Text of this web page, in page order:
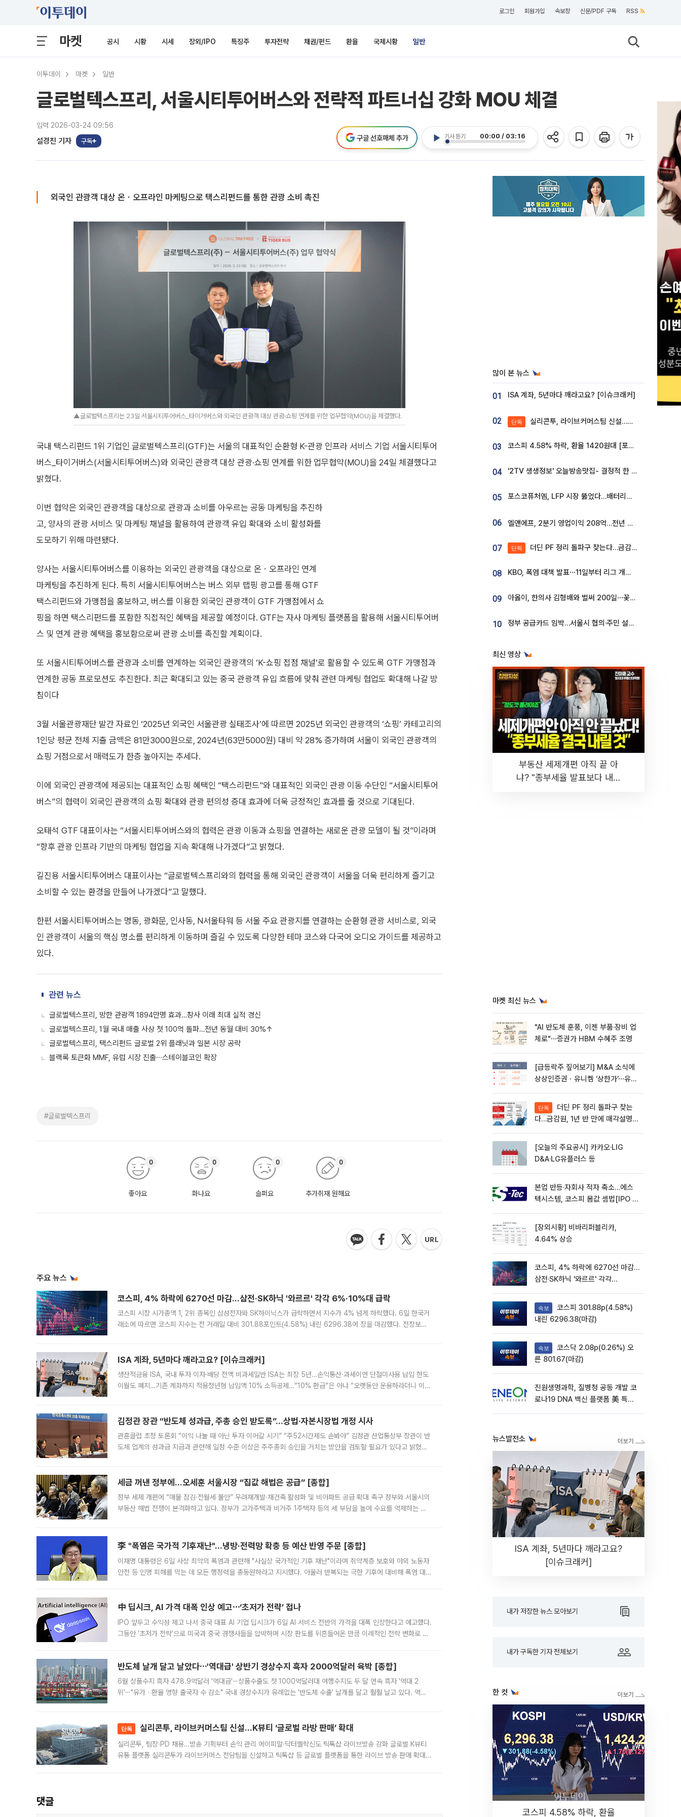
로그인 회원가입 속보창 신문/PDF 구독 RSS
마켓 공시 시황 시세 장외/IPO 특징주 투자전략 채권/펀드 환율 국제시황 일반
이투데이 마켓 일반
글로벌텍스프리, 서울시티투어버스와 전략적 파트너십 강화 MOU 체결
입력 2026-03-24 09:56
설경진 기자 구독
기사 듣기 00:00 / 03:16
구글 선호매체 추가
외국인 관광객 대상 온ㆍ오프라인 마케팅으로 택스리펀드를 통한 관광 소비 촉진
▲글로벌텍스프리는 23일 서울시티투어버스_타이거버스와 외국인 관광객 대상 관광·쇼핑 연계를 위한 업무협약(MOU)을 체결했다.
국내 택스리펀드 1위 기업인 글로벌텍스프리(GTF)는 서울의 대표적인 순환형 K-관광 인프라 서비스 기업 서울시티투어
버스_타이거버스(서울시티투어버스)와 외국인 관광객 대상 관광·쇼핑 연계를 위한 업무협약(MOU)을 24일 체결했다고
밝혔다.
이번 협약은 외국인 관광객을 대상으로 관광과 소비를 아우르는 공동 마케팅을 추진하
고, 양사의 관광 서비스 및 마케팅 채널을 활용하여 관광객 유입 확대와 소비 활성화를
도모하기 위해 마련됐다.
양사는 서울시티투어버스를 이용하는 외국인 관광객을 대상으로 온ㆍ오프라인 연계
마케팅을 추진하게 된다. 특히 서울시티투어버스는 버스 외부 랩핑 광고를 통해 GTF
택스리펀드와 가맹점을 홍보하고, 버스를 이용한 외국인 관광객이 GTF 가맹점에서 쇼
핑을 하면 택스리펀드를 포함한 직접적인 혜택을 제공할 예정이다. GTF는 자사 마케팅 플랫폼을 활용해 서울시티투어버
스 및 연계 관광 혜택을 홍보함으로써 관광 소비를 촉진할 계획이다.
또 서울시티투어버스를 관광과 소비를 연계하는 외국인 관광객의 ‘K-쇼핑 접점 채널’로 활용할 수 있도록 GTF 가맹점과
연계한 공동 프로모션도 추진한다. 최근 확대되고 있는 중국 관광객 유입 흐름에 맞춰 관련 마케팅 협업도 확대해 나갈 방
침이다
3월 서울관광재단 발간 자료인 ‘2025년 외국인 서울관광 실태조사’에 따르면 2025년 외국인 관광객의 ‘쇼핑’ 카테고리의
1인당 평균 전체 지출 금액은 81만3000원으로, 2024년(63만5000원) 대비 약 28% 증가하며 서울이 외국인 관광객의
쇼핑 거점으로서 매력도가 한층 높아지는 추세다.
이에 외국인 관광객에 제공되는 대표적인 쇼핑 혜택인 “택스리펀드”와 대표적인 외국인 관광 이동 수단인 “서울시티투어
버스”의 협력이 외국인 관광객의 쇼핑 확대와 관광 편의성 증대 효과에 더욱 긍정적인 효과를 줄 것으로 기대된다.
오태석 GTF 대표이사는 “서울시티투어버스와의 협력은 관광 이동과 쇼핑을 연결하는 새로운 관광 모델이 될 것”이라며
“향후 관광 인프라 기반의 마케팅 협업을 지속 확대해 나가겠다”고 밝혔다.
길진용 서울시티투어버스 대표이사는 “글로벌텍스프리와의 협력을 통해 외국인 관광객이 서울을 더욱 편리하게 즐기고
소비할 수 있는 환경을 만들어 나가겠다”고 말했다.
한편 서울시티투어버스는 명동, 광화문, 인사동, N서울타워 등 서울 주요 관광지를 연결하는 순환형 관광 서비스로, 외국
인 관광객이 서울의 핵심 명소를 편리하게 이동하며 즐길 수 있도록 다양한 테마 코스와 다국어 오디오 가이드를 제공하고
있다.
관련 뉴스
글로벌텍스프리, 방한 관광객 1894만명 효과…창사 이래 최대 실적 경신
글로벌텍스프리, 1월 국내 매출 사상 첫 100억 돌파…전년 동월 대비 30%↑
글로벌텍스프리, 택스리펀드 글로벌 2위 플래닛과 일본 시장 공략
블랙록 토큰화 MMF, 유럽 시장 진출∙∙∙스테이블코인 확장
#글로벌텍스프리
좋아요
0
화나요
0
슬퍼요
0
추가취재 원해요
0
주요 뉴스
코스피, 4% 하락에 6270선 마감…삼전·SK하닉 '와르르' 각각 6%·10%대 급락
코스피 시장 시가총액 1, 2위 종목인 삼성전자와 SK하이닉스가 급락하면서 지수가 4% 넘게 하락했다. 6일 한국거
래소에 따르면 코스피 지수는 전 거래일 대비 301.88포인트(4.58%) 내린 6296.38에 장을 마감했다. 전장보다
ISA 계좌, 5년마다 깨라고요? [이슈크래커]
생산적금융 ISA, 국내 투자 이자·배당 전액 비과세일반 ISA는 최장 5년…손익통산·과세이연 단절미사용 납입 한도
이월도 폐지…기존 계좌까지 적용청년형 납입액 10% 소득공제…“10% 환급”은 아냐 “오랫동안 운용하라더니 이제
김정관 장관 “반도체 성과급, 주총 승인 받도록”…상법·자본시장법 개정 시사
관훈클럽 초청 토론회 “이익 나눌 때 아닌 투자 이어갈 시기” “주52시간제도 손봐야” 김정관 산업통상부 장관이 반
도체 업계의 성과급 지급과 관련해 일정 수준 이상은 주주총회 승인을 거치는 방안을 검토할 필요가 있다고 밝혔다.
세금 꺼낸 정부에…오세훈 서울시장 “집값 해법은 공급” [종합]
정부 세제 개편에 “매물 잠김·전월세 불안” 우려재개발·재건축 활성화 및 비아파트 공급 확대 촉구 정부와 서울시의
부동산 해법 전쟁이 본격화하고 있다. 정부가 고가주택과 비거주 1주택자 등의 세 부담을 높여 수요를 억제하는 카
李 "폭염은 국가적 기후재난"…냉방·전력망 확충 등 예산 반영 주문 [종합]
이재명 대통령은 6일 사상 최악의 폭염과 관련해 "사실상 국가적인 기후 재난"이라며 취약계층 보호와 야외 노동자
안전 등 인명 피해를 막는 데 모든 행정력을 총동원하라고 지시했다. 아울러 반복되는 극한 기후에 대비해 폭염 대응
中 딥시크, AI 가격 대폭 인상 예고⋯‘초저가 전략’ 접나
IPO 앞두고 수익성 제고 나서 중국 대표 AI 기업 딥시크가 6일 AI 서비스 전반의 가격을 대폭 인상한다고 예고했다.
그동안 ‘초저가 전략’으로 미국과 중국 경쟁사들을 압박하며 시장 판도를 뒤흔들어온 만큼 이례적인 전략 변화로 평
반도체 날개 달고 날았다⋯'역대급' 상반기 경상수지 흑자 2000억달러 육박 [종합]
6월 상품수지 흑자 478.9억달러 '역대급'⋯상품수출도 첫 1000억달러대 여행수지도 두 달 연속 흑자 '역대 2
위'⋯"유가ㆍ환율 영향 출국자 수 감소" 국내 경상수지가 유례없는 '반도체 수출' 날개를 달고 훨훨 날고 있다. 역대
단독 실리콘투, 라이브커머스팀 신설…K뷰티 ‘글로벌 라방 판매’ 확대
실리콘투, 팀장·PD 채용…방송 기획부터 손익 관리 에이피알·닥터멜락신도 틱톡샵 라이브방송 강화 글로벌 K뷰티
유통 플랫폼 실리콘투가 라이브커머스 전담팀을 신설하고 틱톡샵 등 글로벌 플랫폼을 통한 라이브 방송 판매 확대에
댓글
많이 본 뉴스
01 ISA 계좌, 5년마다 깨라고요? [이슈크래커]
02 단독 실리콘투, 라이브커머스팀 신설…K뷰티 ‘글로벌 판매망’ 확대[K뷰티 라방戰]
03 코스피 4.58% 하락, 환율 1420원대 [포토]
04 '2TV 생생정보' 오늘방송맛집- 결정적 한 수, 3종 메밀면! 메밀 소바 맛집 '의○○○○'
05 포스코퓨처엠, LFP 시장 뚫었다…배터리사와 대규모 장기 공급 합의
06 엘앤에프, 2분기 영업이익 208억…전년 比 흑자전환
07 단독 더딘 PF 정리 돌파구 찾는다…금감원, 1년 반 만에 매각설명회 재개
08 KBO, 폭염 대책 발표⋯11일부터 리그 개시ㆍ경기 오후 7시 시작
09 아옳이, 한의사 김형배와 벌써 200일⋯꽃다발 들고 "프러포즈 아냐"
10 정부 공급카드 임박…서울시 협의·주민 설득이 성패 가른다 [부동산 해법 전쟁]
최신 영상
부동산 세제개편 아직 끝 아
냐? "종부세율 발표보다 내릴
마켓 최신 뉴스
"AI 반도체 훈풍, 이젠 부품·장비 업
체로"⋯증권가 HBM 수혜주 조명
[급등락주 짚어보기] M&A 소식에
상상인증권ㆍ유니켐 ‘상한가’⋯유증
단독
다…금감원, 1년 반 만에 매각설명회
[오늘의 주요공시] 카카오·LIG
D&A·LG유플러스 등
본업 반등·자회사 적자 축소…에스
텍시스템, 코스피 몸값 셈법[IPO 엑
[장외시황] 비바리퍼블리카,
4.64% 상승
코스피, 4% 하락에 6270선 마감…
삼전·SK하닉 '와르르' 각각
속보
내린 6296.38(마감)
속보
른 801.67(마감)
진원생명과학, 질병청 공동 개발 코
로나19 DNA 백신 플랫폼 美 특허
뉴스발전소
ISA 계좌, 5년마다 깨라고요?
[이슈크래커]
내가 저장한 뉴스 모아보기
내가 구독한 기자 전체보기
한 컷
코스피 4.58% 하락, 환율